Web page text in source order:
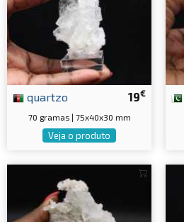
19€
quartzo
70 gramas | 75x40x30 mm
Veja o produto